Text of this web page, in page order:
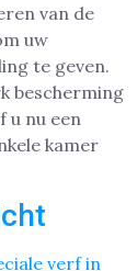
van de
uw
te geven.
bescherming
u nu een
kamer